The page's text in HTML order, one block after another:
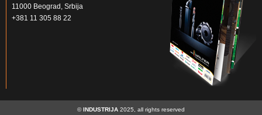
11000 Beograd, Srbija
+381 11 305 88 22
© INDUSTRIJA 2025, all rights reserved